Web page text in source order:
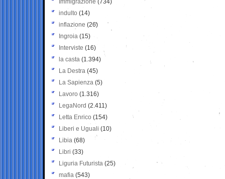
Immigrazione (734)
indulto (14)
inflazione (26)
Ingroia (15)
Interviste (16)
la casta (1.394)
La Destra (45)
La Sapienza (5)
Lavoro (1.316)
LegaNord (2.411)
Letta Enrico (154)
Liberi e Uguali (10)
Libia (68)
Libri (33)
Liguria Futurista (25)
mafia (543)